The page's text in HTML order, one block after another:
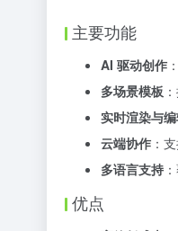
主要功能
AI 驱动创作
多场景模板
实时渲染与
云端协作 ：
多语言支持
优点